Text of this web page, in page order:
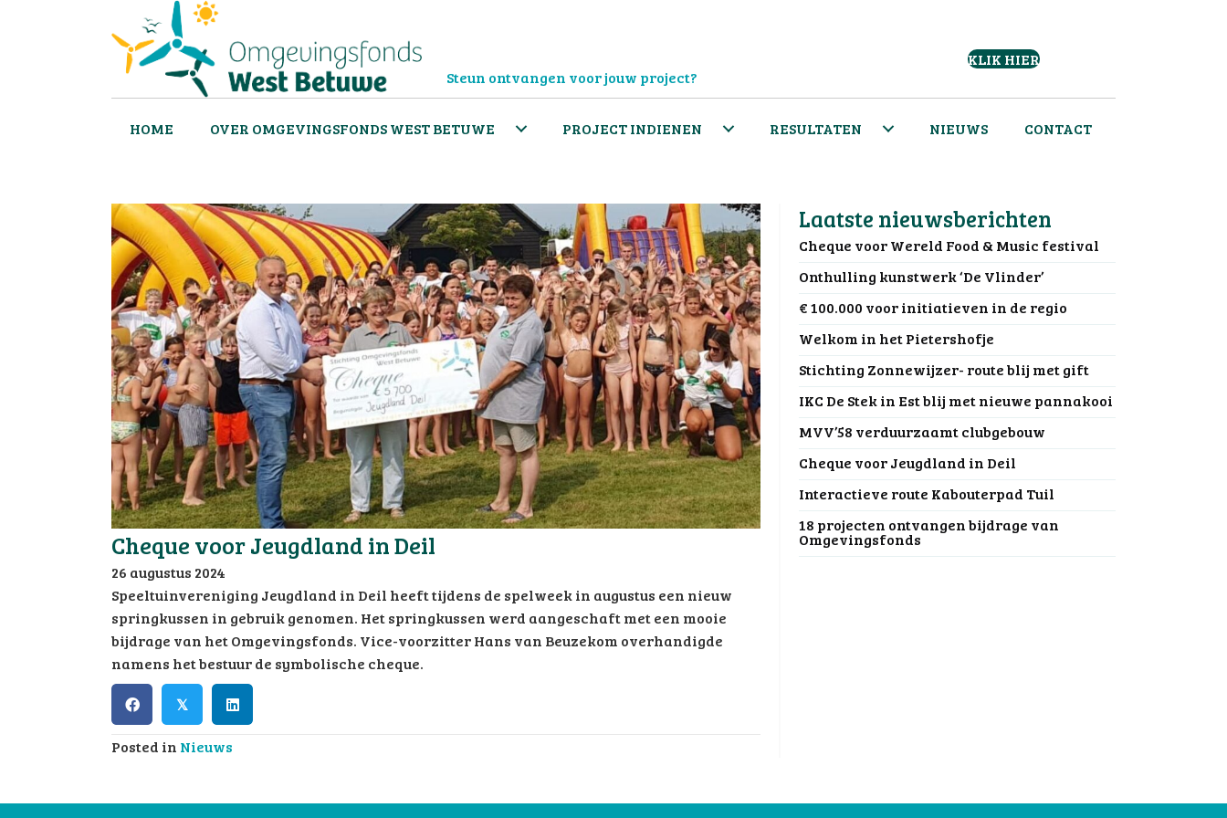
Steun ontvangen voor jouw project?
KLIK HIER
HOME OVER OMGEVINGSFONDS WEST BETUWE PROJECT INDIENEN RESULTATEN NIEUWS CONTACT
Cheque voor Jeugdland in Deil
26 augustus 2024
Speeltuinvereniging Jeugdland in Deil heeft tijdens de spelweek in augustus een nieuw
springkussen in gebruik genomen. Het springkussen werd aangeschaft met een mooie
bijdrage van het Omgevingsfonds. Vice-voorzitter Hans van Beuzekom overhandigde
namens het bestuur de symbolische cheque.
𝕏
Posted in Nieuws
Laatste nieuwsberichten
Cheque voor Wereld Food & Music festival
Onthulling kunstwerk ‘De Vlinder’
€ 100.000 voor initiatieven in de regio
Welkom in het Pietershofje
Stichting Zonnewijzer- route blij met gift
IKC De Stek in Est blij met nieuwe pannakooi
MVV’58 verduurzaamt clubgebouw
Cheque voor Jeugdland in Deil
Interactieve route Kabouterpad Tuil
18 projecten ontvangen bijdrage van
Omgevingsfonds